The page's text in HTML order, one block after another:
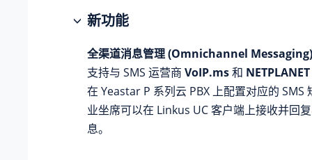
新功能
全渠道消息管理 (Omnichannel Messaging)
支持与 SMS 运营商 VoIP.ms和 NETPLANET
在 Yeastar P 系列云 PBX 上配置对应的 SMS
业坐席可以在 Linkus UC 客户端上接收并回
息。